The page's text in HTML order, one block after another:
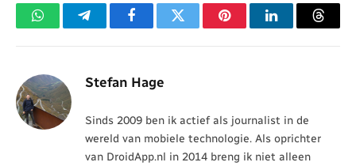
WhatsAppTelegramFacebookTwitter PinterestLinkedIn
Stefan Hage
Sinds 2009 ben ik actief als journalist in de
wereld van mobiele technologie. Als oprichter
van DroidApp.nl in 2014 breng ik niet alleen